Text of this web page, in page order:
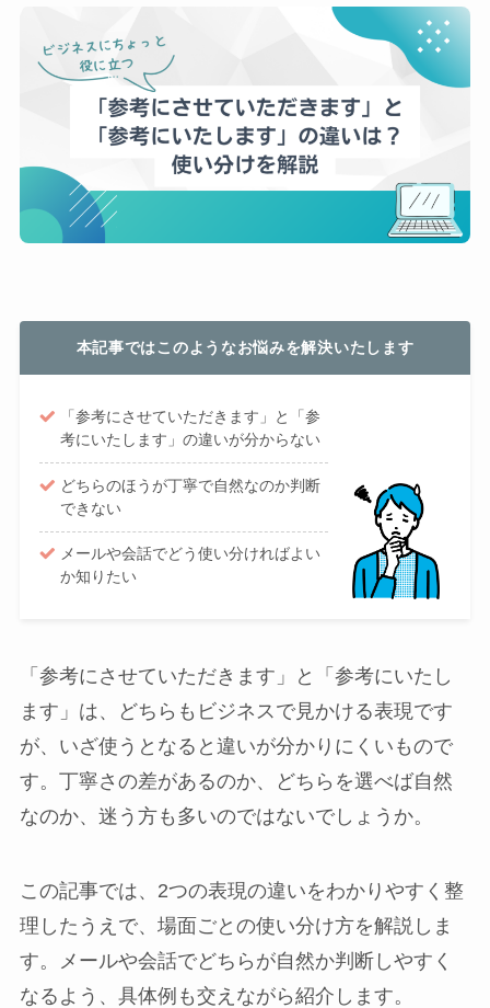
本記事ではこのようなお悩みを解決いたします
「参考にさせていただきます」と「参
考にいたします」の違いが分からない
どちらのほうが丁寧で自然なのか判断
できない
メールや会話でどう使い分ければよい
か知りたい
「参考にさせていただきます」と「参考にいたし
ます」は、どちらもビジネスで見かける表現です
が、いざ使うとなると違いが分かりにくいもので
す。丁寧さの差があるのか、どちらを選べば自然
なのか、迷う方も多いのではないでしょうか。
この記事では、2つの表現の違いをわかりやすく整
理したうえで、場面ごとの使い分け方を解説しま
す。メールや会話でどちらが自然か判断しやすく
なるよう、具体例も交えながら紹介します。